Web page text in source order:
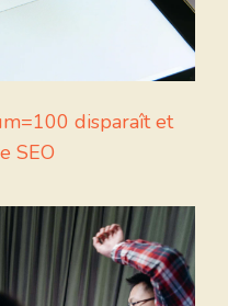
disparaît et
SEO